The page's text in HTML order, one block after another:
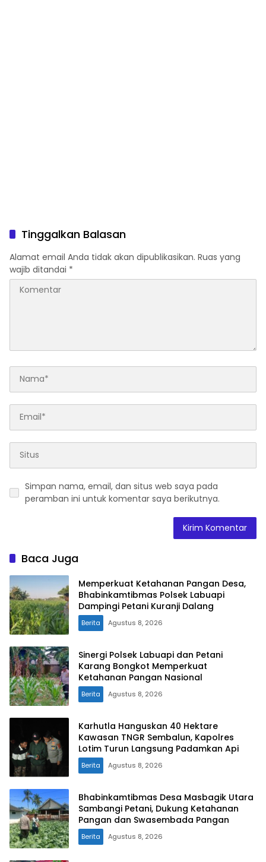
Tinggalkan Balasan
Alamat email Anda tidak akan dipublikasikan. Ruas yang
wajib ditandai *
Simpan nama, email, dan situs web saya pada
peramban ini untuk komentar saya berikutnya.
Baca Juga
Memperkuat Ketahanan Pangan Desa,
Bhabinkamtibmas Polsek Labuapi
Dampingi Petani Kuranji Dalang
Berita Agustus 8, 2026
Sinergi Polsek Labuapi dan Petani
Karang Bongkot Memperkuat
Ketahanan Pangan Nasional
Berita Agustus 8, 2026
Karhutla Hanguskan 40 Hektare
Kawasan TNGR Sembalun, Kapolres
Lotim Turun Langsung Padamkan Api
Berita Agustus 8, 2026
Bhabinkamtibmas Desa Masbagik Utara
Sambangi Petani, Dukung Ketahanan
Pangan dan Swasembada Pangan
Berita Agustus 8, 2026